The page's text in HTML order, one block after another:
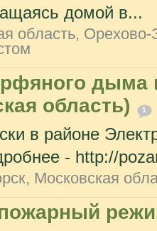
домой в...
область,
дыма
область)
1
в районе
- http://
Московская